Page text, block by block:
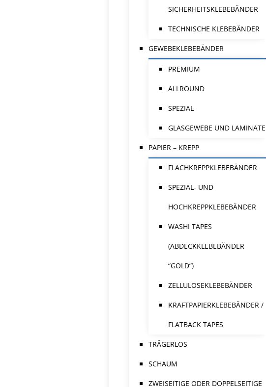
SICHERHEITSKLEBEBÄNDER
TECHNISCHE KLEBEBÄNDER
GEWEBEKLEBEBÄNDER
PREMIUM
ALLROUND
SPEZIAL
GLASGEWEBE UND LAMINATE
PAPIER – KREPP
FLACHKREPPKLEBEBÄNDER
SPEZIAL- UND
HOCHKREPPKLEBEBÄNDER
WASHI TAPES
(ABDECKKLEBEBÄNDER
“GOLD”)
ZELLULOSEKLEBEBÄNDER
KRAFTPAPIERKLEBEBÄNDER /
FLATBACK TAPES
TRÄGERLOS
SCHAUM
ZWEISEITIGE ODER DOPPELSEITIGE